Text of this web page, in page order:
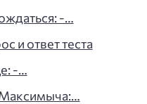
-…
и ответ теста
-…